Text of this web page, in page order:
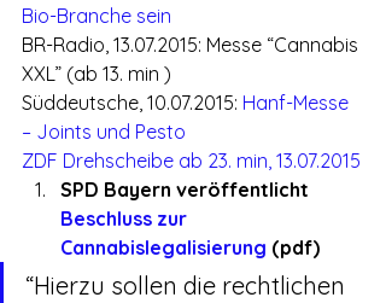
Bio-Branche sein
BR-Radio, 13.07.2015: Messe “Cannabis
XXL” (ab 13. min )
Süddeutsche, 10.07.2015: Hanf-Messe
– Joints und Pesto
ZDF Drehscheibe ab 23. min, 13.07.2015
SPD Bayern veröffentlicht
Beschluss zur
Cannabislegalisierung (pdf)
“Hierzu sollen die rechtlichen